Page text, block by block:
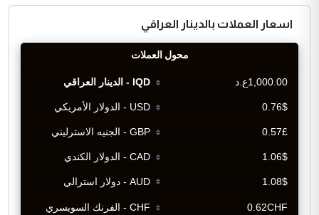
اسعار العملات بالدينار العراقي